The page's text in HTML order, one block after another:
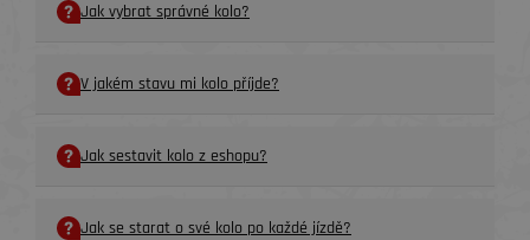
Jak vybrat správné kolo?
V jakém stavu mi kolo příjde?
Jak sestavit kolo z eshopu?
Jak se starat o své kolo po každé jízdě?